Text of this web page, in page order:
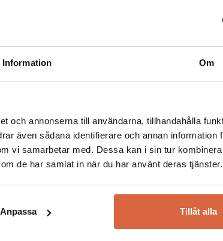
Information Om
och annonserna till användarna, tillhandahålla
även sådana identifierare och annan information
vi samarbetar med. Dessa kan i sin tur
de har samlat in när du har använt deras tjänster.
Anpassa Tillåt alla
är exkluderade. Se alla villkor